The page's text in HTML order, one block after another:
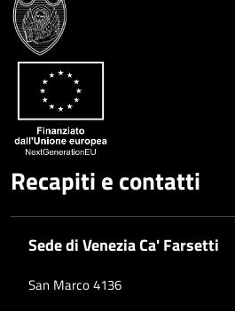
Recapiti e contatti
Sede di Venezia Ca' Farsetti
San Marco 4136